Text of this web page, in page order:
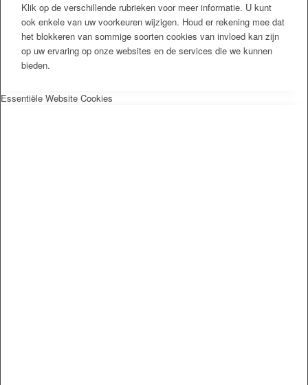
Klik op de verschillende rubrieken voor meer informatie. U kunt
ook enkele van uw voorkeuren wijzigen. Houd er rekening mee dat
het blokkeren van sommige soorten cookies van invloed kan zijn
op uw ervaring op onze websites en de services die we kunnen
bieden.
Essentiële Website Cookies